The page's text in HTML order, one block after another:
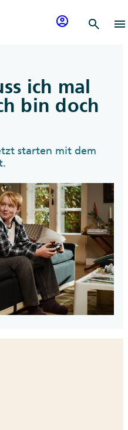
account_circle search menu
ich mal
bin doch
starten mit dem